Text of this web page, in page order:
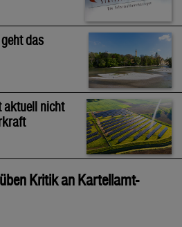
das
aktuell nicht
Kritik an Kartellamt-